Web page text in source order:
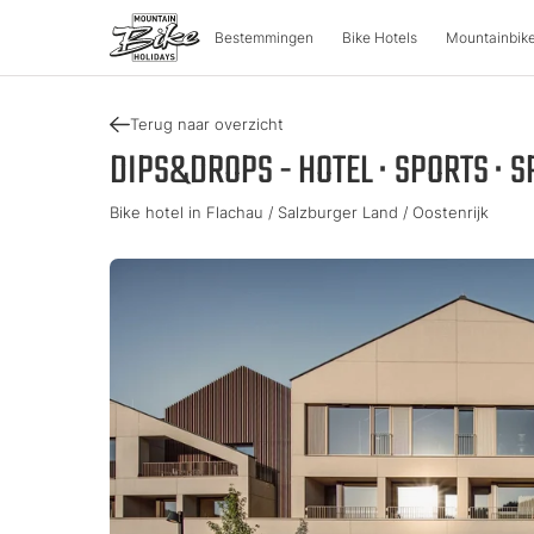
Bestemmingen
BESTEMMINGEN
Oostenrijk
Karinthië
Italië
Trentino
Approved Bike Area
Bike Hotels
Tour &
e-
Terug naar overzicht
DIPS&DROPS - HOTEL · SPORTS ·
Bike hotel in Flachau / Salzburger Land / Oostenrijk